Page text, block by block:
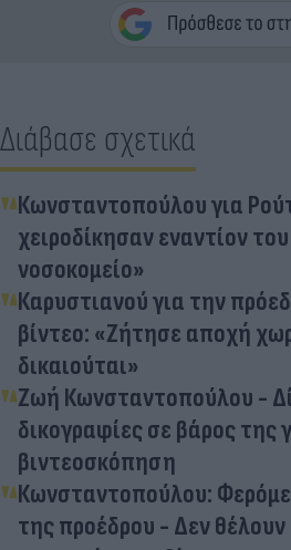
Διάβασε σχετικά
Κωνσταντοπούλου για
χειροδίκησαν εναντίον
νοσοκομείο»
Καρυστιανού για την
βίντεο: «Ζήτησε αποχή
δικαιούται»
Ζωή Κωνσταντοπούλου -
δικογραφίες σε βάρος της
βιντεοσκόπηση
Κωνσταντοπούλου:
της προέδρου - Δεν